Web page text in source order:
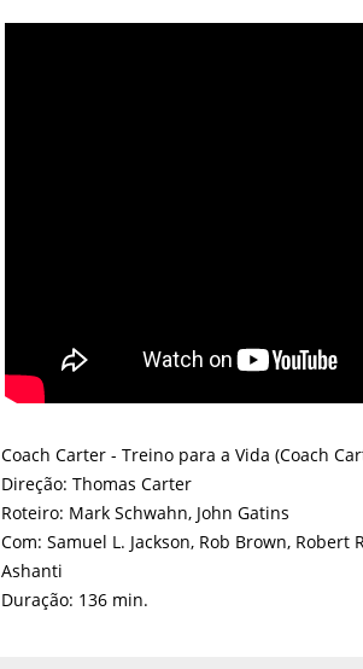
Coach Carter - Treino para a Vida (Coach
Direção: Thomas Carter
Roteiro: Mark Schwahn, John Gatins
Com: Samuel L. Jackson, Rob Brown, Robert
Ashanti
Duração: 136 min.